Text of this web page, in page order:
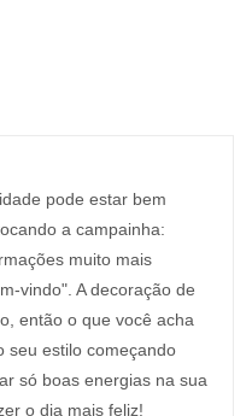
pode estar bem
a campainha:
muito mais
vindo". A decoração de
então o que você acha
seu estilo começando
só boas energias na sua
o dia mais feliz!